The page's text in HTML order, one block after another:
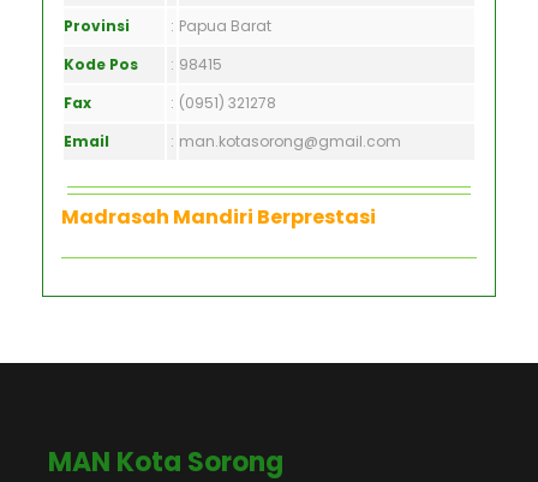
Provinsi
: Papua Barat
Kode Pos
: 98415
Fax
: (0951) 321278
Email
: man.kotasorong@gmail.com
Madrasah Mandiri Berprestasi
MAN Kota Sorong